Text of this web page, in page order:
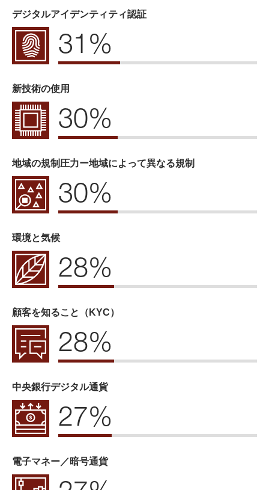
デジタルアイデンティティ認証
31%
新技術の使用
30%
地域の規制圧力ー地域によって異なる規制
30%
環境と気候
28%
顧客を知ること（KYC）
28%
中央銀行デジタル通貨
27%
電子マネー／暗号通貨